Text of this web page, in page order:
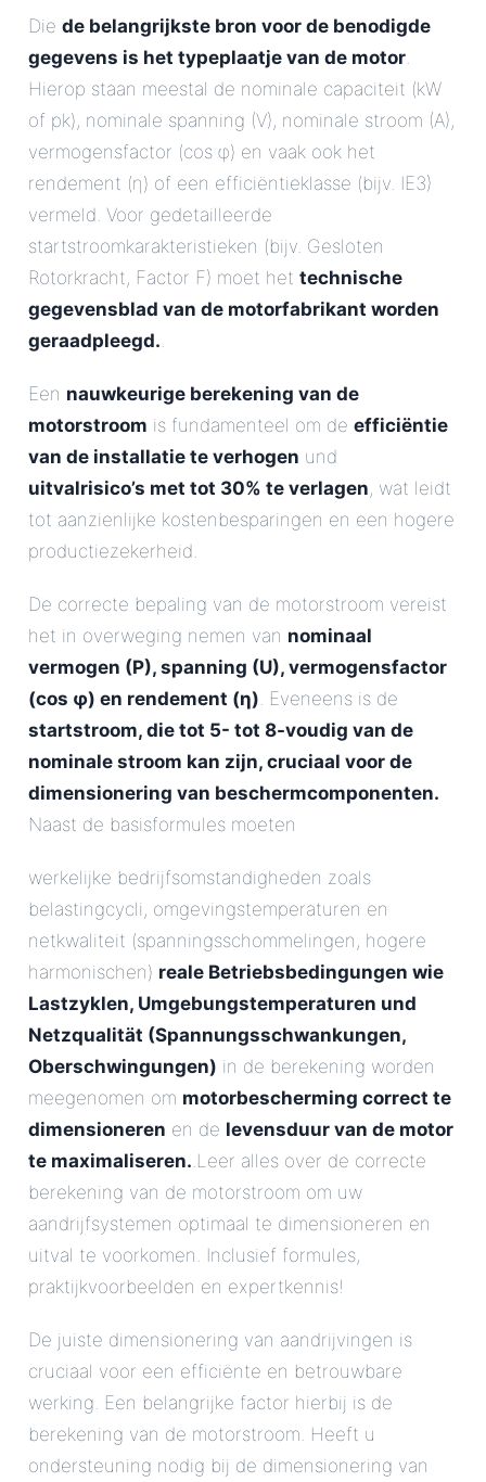
Die de belangrijkste bron voor de benodigde
gegevens is het typeplaatje van de motor.
Hierop staan meestal de nominale capaciteit (kW
of pk), nominale spanning (V), nominale stroom (A),
vermogensfactor (cos φ) en vaak ook het
rendement (η) of een efficiëntieklasse (bijv. IE3)
vermeld. Voor gedetailleerde
startstroomkarakteristieken (bijv. Gesloten
Rotorkracht, Factor F) moet het technische
gegevensblad van de motorfabrikant worden
geraadpleegd..
Een nauwkeurige berekening van de
motorstroom is fundamenteel om de efficiëntie
van de installatie te verhogen und
uitvalrisico’s met tot 30% te verlagen, wat leidt
tot aanzienlijke kostenbesparingen en een hogere
productiezekerheid.
De correcte bepaling van de motorstroom vereist
het in overweging nemen van nominaal
vermogen (P), spanning (U), vermogensfactor
(cos φ) en rendement (η). Eveneens is de
startstroom, die tot 5- tot 8-voudig van de
nominale stroom kan zijn, cruciaal voor de
dimensionering van beschermcomponenten.
Naast de basisformules moeten
werkelijke bedrijfsomstandigheden zoals
belastingcycli, omgevingstemperaturen en
netkwaliteit (spanningsschommelingen, hogere
harmonischen) reale Betriebsbedingungen wie
Lastzyklen, Umgebungstemperaturen und
Netzqualität (Spannungsschwankungen,
Oberschwingungen) in de berekening worden
meegenomen om motorbescherming correct te
dimensioneren en de levensduur van de motor
te maximaliseren..Leer alles over de correcte
berekening van de motorstroom om uw
aandrijfsystemen optimaal te dimensioneren en
uitval te voorkomen. Inclusief formules,
praktijkvoorbeelden en expertkennis!
De juiste dimensionering van aandrijvingen is
cruciaal voor een efficiënte en betrouwbare
werking. Een belangrijke factor hierbij is de
berekening van de motorstroom. Heeft u
ondersteuning nodig bij de dimensionering van